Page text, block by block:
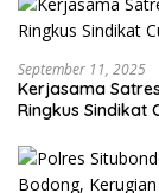
September 11, 2025
Kerjasama
Ringkus Sindikat